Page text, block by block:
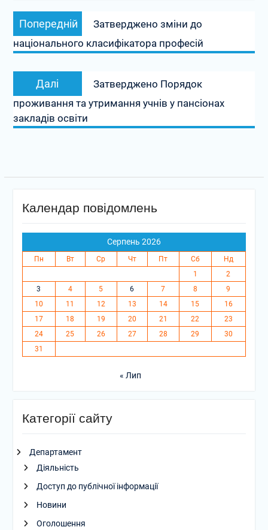
Навігація
записів
Попередній
запис:
Затверджено зміни до
національного класифікатора професій
Далі
запис:
Затверджено Порядок
проживання та утримання учнів у пансіонах
закладів освіти
Календар повідомлень
Серпень 2026
Пн Вт Ср Чт Пт Сб
Нд
1
2
3
4 5 6 7 8
9
10
11 12 13 14 15
16
17
18 19 20 21 22
23
24
25 26 27 28 29
30
31
« Лип
Категорії сайту
Департамент
Діяльність
Доступ до публічної інформації
Новини
Оголошення